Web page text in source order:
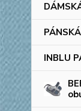
INBLU